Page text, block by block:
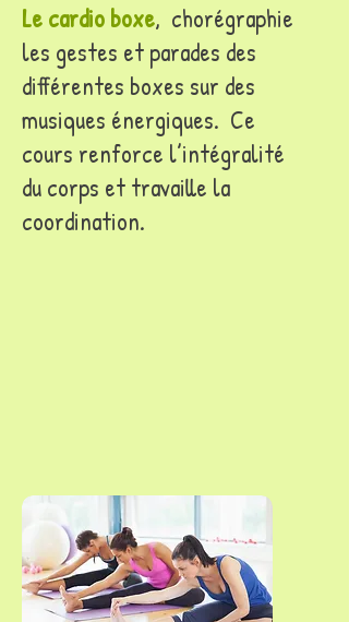
Le cardio boxe, chorégraphie
les gestes et parades des
différentes boxes sur des
musiques énergiques. Ce
cours renforce l’intégralité
du corps et travaille la
coordination.